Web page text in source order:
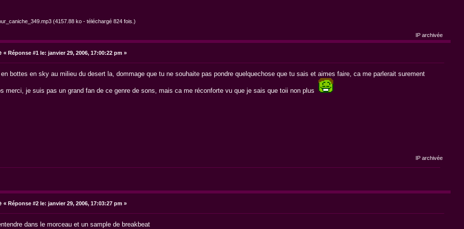
(4157.88 ko - téléchargé 824 fois.)
IP archivée
« Réponse #1 le: janvier 29, 2006, 17:00:22 pm »
bottes en sky au milieu du desert la, dommage que tu ne souhaite pas pondre quelquechose que tu sais et aimes faire, ca me parlerait surement
merci, je suis pas un grand fan de ce genre de sons, mais ca me réconforte vu que je sais que toii non plus
IP archivée
« Réponse #2 le: janvier 29, 2006, 17:03:27 pm »
dans le morceau et un sample de breakbeat